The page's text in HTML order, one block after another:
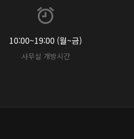
10:00~19:00 (월~금)
사무실 개방시간